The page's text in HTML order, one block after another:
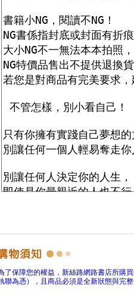
了保障您的權益，新絲路網路書店所購
聯為憑），且商品必須是全新狀態與完